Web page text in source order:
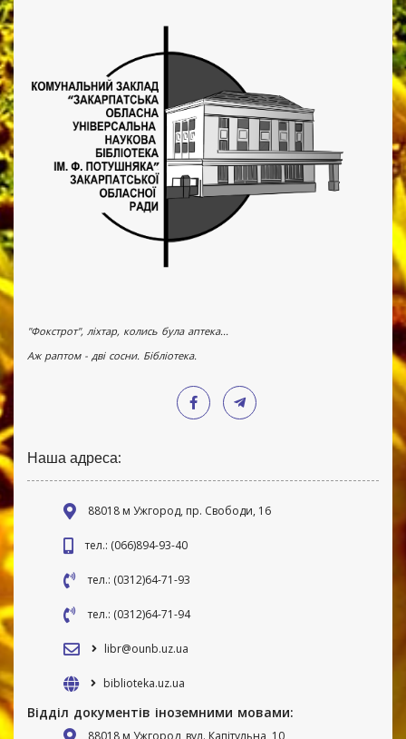
"Фокстрот", ліхтар, колись була аптека...
Аж раптом - дві сосни. Бібліотека.
Наша адреса:
88018 м Ужгород, пр. Свободи, 16
тел.: (066)894-93-40
тел.: (0312)64-71-93
тел.: (0312)64-71-94
libr@ounb.uz.ua
biblioteka.uz.ua
Відділ документів іноземними мовами:
88018 м Ужгород, вул. Капітульна, 10